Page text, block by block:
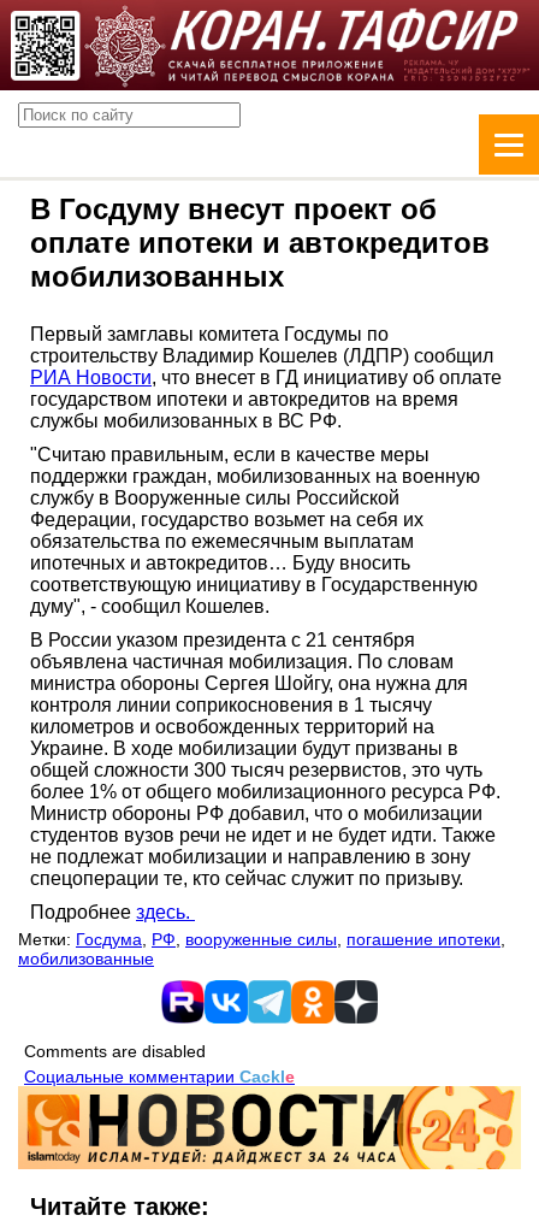
В Госдуму внесут проект об
оплате ипотеки и автокредитов
мобилизованных
Первый замглавы комитета Госдумы по
строительству Владимир Кошелев (ЛДПР) сообщил
РИА Новости, что внесет в ГД инициативу об оплате
государством ипотеки и автокредитов на время
службы мобилизованных в ВС РФ.
"Считаю правильным, если в качестве меры
поддержки граждан, мобилизованных на военную
службу в Вооруженные силы Российской
Федерации, государство возьмет на себя их
обязательства по ежемесячным выплатам
ипотечных и автокредитов… Буду вносить
соответствующую инициативу в Государственную
думу", - сообщил Кошелев.
В России указом президента с 21 сентября
объявлена частичная мобилизация. По словам
министра обороны Сергея Шойгу, она нужна для
контроля линии соприкосновения в 1 тысячу
километров и освобожденных территорий на
Украине. В ходе мобилизации будут призваны в
общей сложности 300 тысяч резервистов, это чуть
более 1% от общего мобилизационного ресурса РФ.
Министр обороны РФ добавил, что о мобилизации
студентов вузов речи не идет и не будет идти. Также
не подлежат мобилизации и направлению в зону
спецоперации те, кто сейчас служит по призыву.
Подробнее здесь.
Метки: Госдума РФ вооруженные силы погашение ипотеки
мобилизованные
Comments are disabled
Социальные комментарии Cackle
Читайте также: